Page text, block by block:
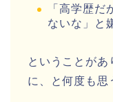
「高学歴だ
ないな」と
ということがあ
に、と何度も思